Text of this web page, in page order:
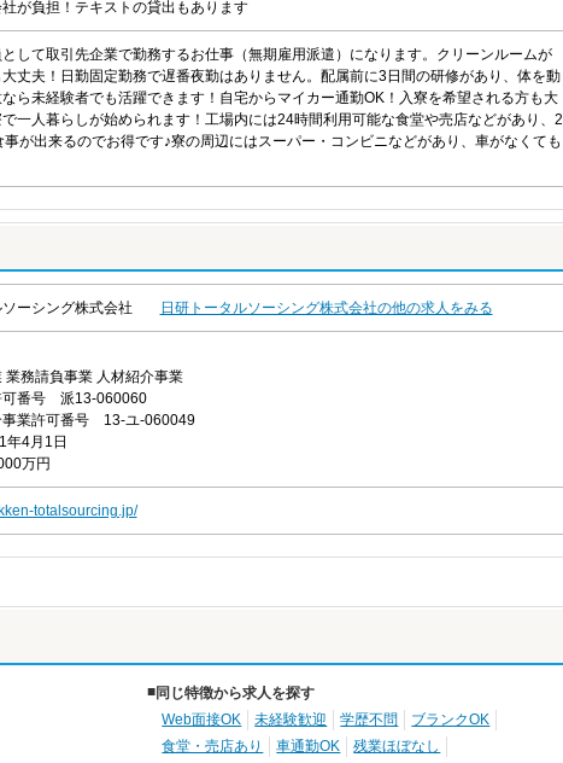
が負担！テキストの貸出もあります
して取引先企業で勤務するお仕事（無期雇用派遣）になります。クリーンルームが
丈夫！日勤固定勤務で遅番夜勤はありません。配属前に3日間の研修があり、体を動
ら未経験者でも活躍できます！自宅からマイカー通勤OK！入寮を希望される方も大
一人暮らしが始められます！工場内には24時間利用可能な食堂や売店などがあり、2
が出来るのでお得です♪寮の周辺にはスーパー・コンビニなどがあり、車がなくても
ーシング株式会社 日研トータルソーシング株式会社の他の求人をみる
業務請負事業 人材紹介事業
可番号 派13-060060
事業許可番号 13-ユ-060049
年4月1日
万円
totalsourcing.jp/
同じ特徴から求人を探す
Web面接OK
未経験歓迎 学歴不問
ブランクOK
食堂・売店あり
車通勤OK
残業ほぼなし